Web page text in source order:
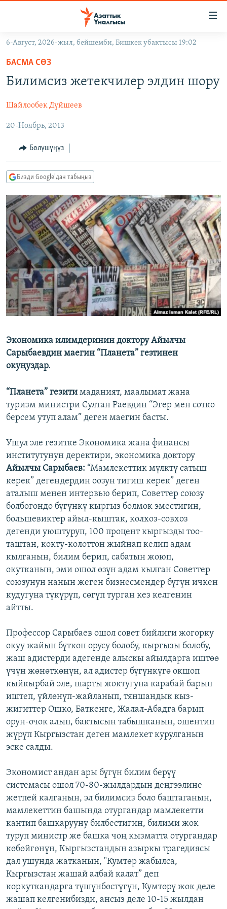
Навигацияга
өтүңүз
Издөөгө
салыңыз
САЯСАТ
ЭКОНОМИКА
МАДАНИЯТ
ДҮЙНӨ
БОРБОР АЗИЯ
УКРАИНА
АТАЙЫН ИЛИКТӨӨ
ТВ ПРОГРАММАЛАР
БҮГҮН АЗАТТЫКТА
ЭКСПЕРТТЕР ТАЛДАЙТ
БИЗ ЖАНА ДҮЙНӨ
ДАНИСТЕ
ЭЖЕ-СИҢДИЛЕР
АЗАТТЫК+
ЫҢГАЙСЫЗ СУРООЛОР
ПОДКАСТ
ӨЗГӨЧӨ ПИКИР
Русский
ОНЛАЙН ШЕРИНЕ
ЭЕ/АРнун бардык сайттары
6-Август, 2026-жыл, бейшемби, Бишкек убактысы 19:02
БАСМА СӨЗ
Билимсиз жетекчилер элдин шору
Шайлообек Дүйшеев
20-Ноябрь, 2013
Бөлүшүңүз
Бизди Google'дан табыңыз
Экономика илимдеринин доктору Айылчы
Сарыбаевдин маегин “Планета” гезтинен
окуңуздар.
“Планета” гезити маданият, маалымат жана
туризм министри Султан Раевдин “Эгер мен сотко
берсем утуп алам” деген маегин басты.
Ушул эле гезитке Экономика жана финансы
институтунун деректири, экономика доктору
Айылчы Сарыбаев: “Мамлекеттик мүлктү сатыш
керек” дегендердин оозун тигиш керек” деген
аталыш менен интервью берип, Советтер союзу
болбогондо бүгүнкү кыргыз болмок эместигин,
большевиктер айыл-кыштак, колхоз-совхоз
дегенди уюштуруп, 100 процент кыргызды тоо-
таштан, кокту-колоттон жыйнап келип адам
кылганын, билим берип, сабатын жоюп,
окутканын, эми ошол өзүн адам кылган Советтер
союзунун нанын жеген бизнесмендер бүгүн ичкен
кудугуна түкүрүп, сөгүп турган кез келгенин
айтты.
Профессор Сарыбаев ошол совет бийлиги жогорку
окуу жайын бүткөн орусу болобу, кыргызы болобу,
жаш адистерди адегенде алыскы айылдарга иштөө
үчүн жөнөткөнүн, ал адистер бүгүнкүгө окшоп
кыйкырбай эле, шарты жоктугуна карабай барып
иштеп, үйлөнүп-жайланып, тяншандык кыз-
жигиттер Ошко, Баткенге, Жалал-Абадга барып
орун-очок алып, бактысын табышканын, ошентип
жүрүп Кыргызстан деген мамлекет курулганын
эске салды.
Экономист андан ары бүгүн билим берүү
системасы ошол 70-80-жылдардын деңгээлине
жетпей калганын, эл билимсиз боло баштаганын,
мамлекеттин башында отургандар мамлекетти
кантип башкарууну билбестигин, билими жок
туруп министр же башка чоң кызматта отургандар
көбөйгөнүн, Кыргызстандын азыркы трагедиясы
дал ушунда жатканын, "Кумтөр жабылса,
Кыргызстан жашай албай калат” деп
коркуткандарга түшүнбөстүгүн, Кумтөрү жок деле
жашап келгенибизди, ансыз деле 10-15 жылдан